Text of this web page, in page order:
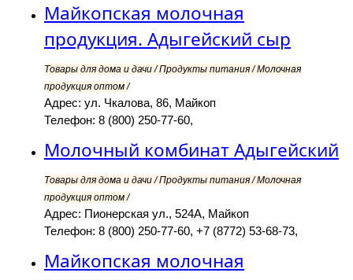
Майкопская молочная
продукция. Адыгейский сыр
Товары для дома и дачи / Продукты питания / Молочная
продукция оптом /
Адрес: ул. Чкалова, 86, Майкоп
Телефон: 8 (800) 250-77-60,
Молочный комбинат Адыгейский
Товары для дома и дачи / Продукты питания / Молочная
продукция оптом /
Адрес: Пионерская ул., 524А, Майкоп
Телефон: 8 (800) 250-77-60, +7 (8772) 53-68-73,
Майкопская молочная